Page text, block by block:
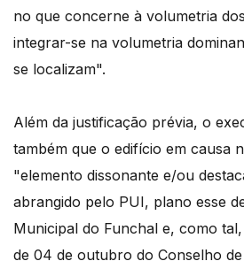
no que concerne à volumetria
integrar-se na volumetria
se localizam".
Além da justificação prévia, o
também que o edifício em causa
"elemento dissonante e/ou
abrangido pelo PUI, plano esse
Municipal do Funchal e, como
de 04 de outubro do Conselho